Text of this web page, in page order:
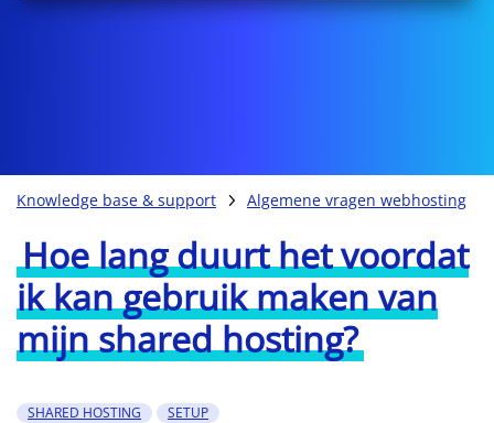
Knowledge base & support Algemene vragen webhosting
Hoe lang duurt het voordat
ik kan gebruik maken van
mijn shared hosting?
SHARED HOSTING SETUP